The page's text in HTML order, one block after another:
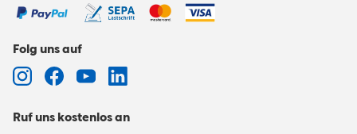
Folg uns auf
Ruf uns kostenlos an